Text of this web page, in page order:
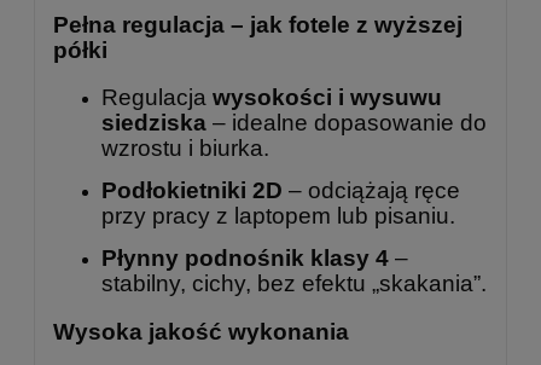
Pełna regulacja – jak fotele z wyższej
półki
Regulacja wysokości i wysuwu
siedziska – idealne dopasowanie do
wzrostu i biurka.
Podłokietniki 2D – odciążają ręce
przy pracy z laptopem lub pisaniu.
Płynny podnośnik klasy 4 –
stabilny, cichy, bez efektu „skakania”.
Wysoka jakość wykonania